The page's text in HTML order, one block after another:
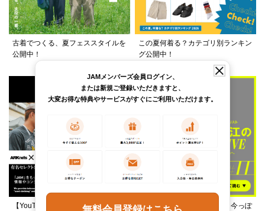
古着でつくる、夏フェススタイルを
公開中！
この夏何着る？カテゴリ別ランキン
グ公開中！
【YouTube】ARKnetsコラボ！028
柄ワンピースは夏の切り札、今っぽ
JAMメンバーズ会員ログイン、
または新規ご登録いただきますと、
大変お得な特典やサービスがすぐにご利用いただけます。